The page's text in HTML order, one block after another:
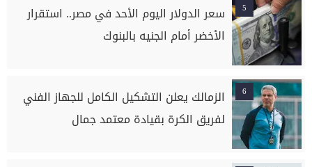
5
سعر الدولار اليوم الأحد في مصر.. استقرار
الأخضر أمام الجنيه بالبنوك
6
الزمالك يعلن التشكيل الكامل للجهاز الفني
لفريق الكرة بقيادة معتمد جمال